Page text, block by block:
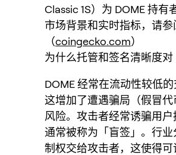
Classic 1S）为 DOME 持
市场背景和实时指标，请
（coingecko.com）
为什么托管和签名清晰度对
DOME 经常在流动性较低
这增加了遭遇骗局（假冒
风险。攻击者经常诱骗用
通常被称为「盲签」。行
制权交给攻击者，这使得